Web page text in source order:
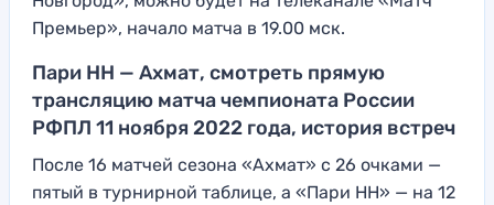
Премьер», начало матча в 19.00 мск.
Пари НН — Ахмат, смотреть прямую
трансляцию матча чемпионата России
РФПЛ 11 ноября 2022 года, история встреч
После 16 матчей сезона «Ахмат» с 26 очками —
пятый в турнирной таблице, а «Пари НН» — на 12